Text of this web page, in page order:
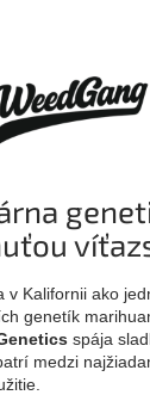
v Kalifornii ako
genetík
spája
medzi